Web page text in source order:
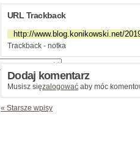
URL Trackback
Trackback - notka
Dodaj komentarz
Musisz sięzalogować aby móc
« Starsze wpisy